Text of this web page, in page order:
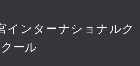
インターナショナルク
ール